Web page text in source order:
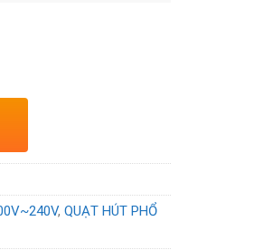
,QUẠT HÚT PHỔ